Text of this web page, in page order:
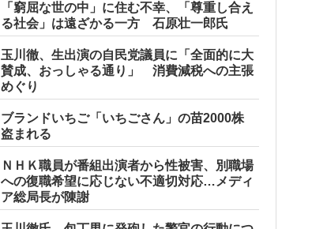
「窮屈な世の中」に住む不幸、「尊重し合え
る社会」は遠ざかる一方 石原壮一郎氏
玉川徹、生出演の自民党議員に「全面的に大
賛成、おっしゃる通り」 消費減税への主張
めぐり
ブランドいちご「いちごさん」の苗2000株
盗まれる
ＮＨＫ職員が番組出演者から性被害、別職場
への復職希望に応じない不適切対応…メディ
ア総局長が陳謝